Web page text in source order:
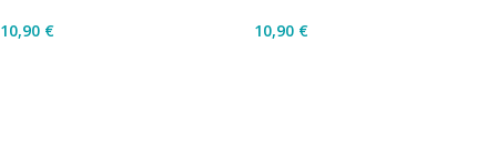
10,90 €
10,90 €